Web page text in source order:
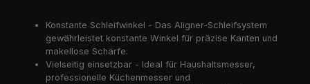
Konstante Schleifwinkel - Das Aligner-Schleifsystem
gewährleistet konstante Winkel für präzise Kanten und
makellose Schärfe.
Vielseitig einsetzbar - Ideal für Haushaltsmesser,
professionelle Küchenmesser und